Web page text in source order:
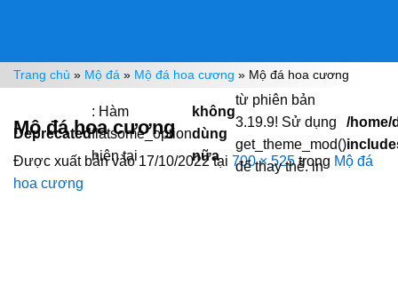
dung
Deprecated
: Hàm
flatsome_option
hiện tại
không
dùng
nữa
từ phiên bản
3.19.9! Sử dụng
get_theme_mod()
để thay thế. in
/home/
Trang chủ » Mộ đá » Mộ đá hoa cương » Mộ đá hoa cương
Mộ đá hoa cương
Được xuất bản vào17/10/2022tại 700 × 525trong Mộ đá
hoa cương